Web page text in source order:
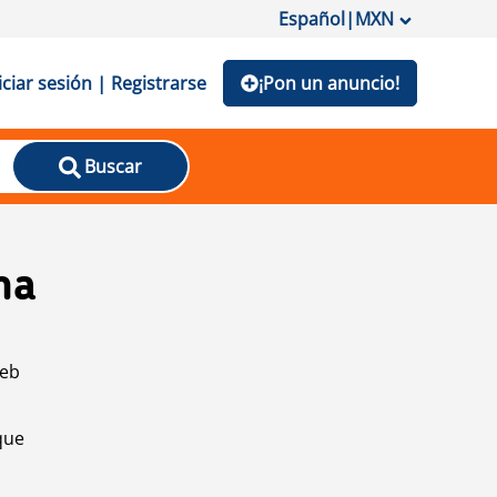
Español|MXN
sesión | Registrarse ¡Pon un anuncio!
Buscar